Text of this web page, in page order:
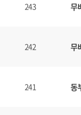
243 무
242 무
241 동